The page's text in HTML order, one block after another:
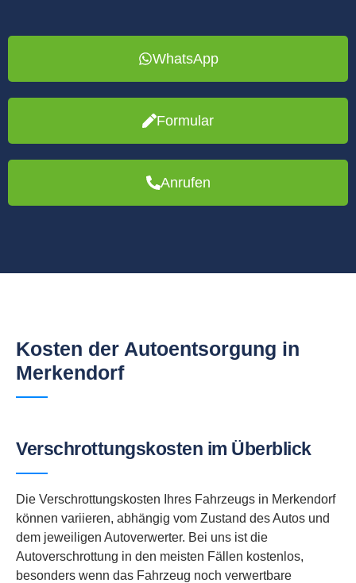
WhatsApp
Formular
Anrufen
Kosten der Autoentsorgung in
Merkendorf
Verschrottungskosten im Überblick
Die Verschrottungskosten Ihres Fahrzeugs in Merkendorf
können variieren, abhängig vom Zustand des Autos und
dem jeweiligen Autoverwerter. Bei uns ist die
Autoverschrottung in den meisten Fällen kostenlos,
besonders wenn das Fahrzeug noch verwertbare